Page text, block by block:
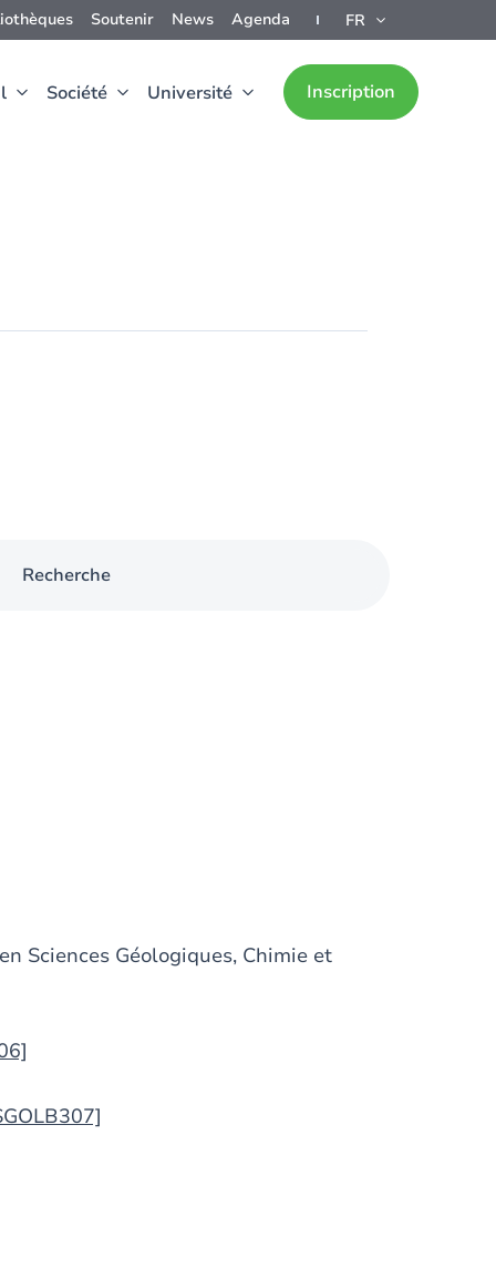
Soutenir News Agenda FR
Société Université Inscription
Recherche
Sciences Géologiques, Chimie et